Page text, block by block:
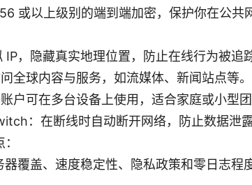
或以上级别的端到端加密，保护你在公共
IP，隐藏真实地理位置，防止在线行为被追踪
全球内容与服务，如流媒体、新闻站点等。
户可在多台设备上使用，适合家庭或小型团
：在断线时自动断开网络，防止数据泄露
覆盖、速度稳定性、隐私政策和零日志程